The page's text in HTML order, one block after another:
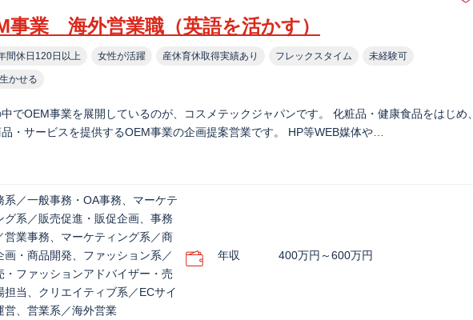
事業 海外営業職（英語を活かす）
間休日120日以上 女性が活躍 産休育休取得実績あり フレックスタイム 未経験可
かせる
でOEM事業を展開しているのが、コスメテックジャパンです。 化粧品・健康食品をはじめ、
・サービスを提供するOEM事業の企画提案営業です。 HP等WEB媒体や…
系／一般事務・OA事務、マーケテ
グ系／販売促進・販促企画、事務
営業事務、マーケティング系／商
画・商品開発、ファッション系／
・ファッションアドバイザー・売
担当、クリエイティブ系／ECサイ
営、営業系／海外営業
年収 400万円～600万円